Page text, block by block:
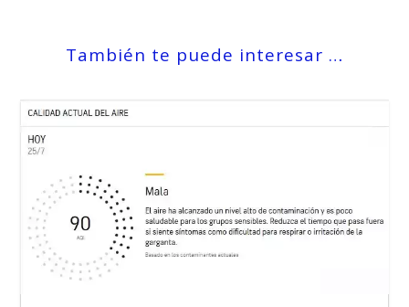
También te puede interesar …